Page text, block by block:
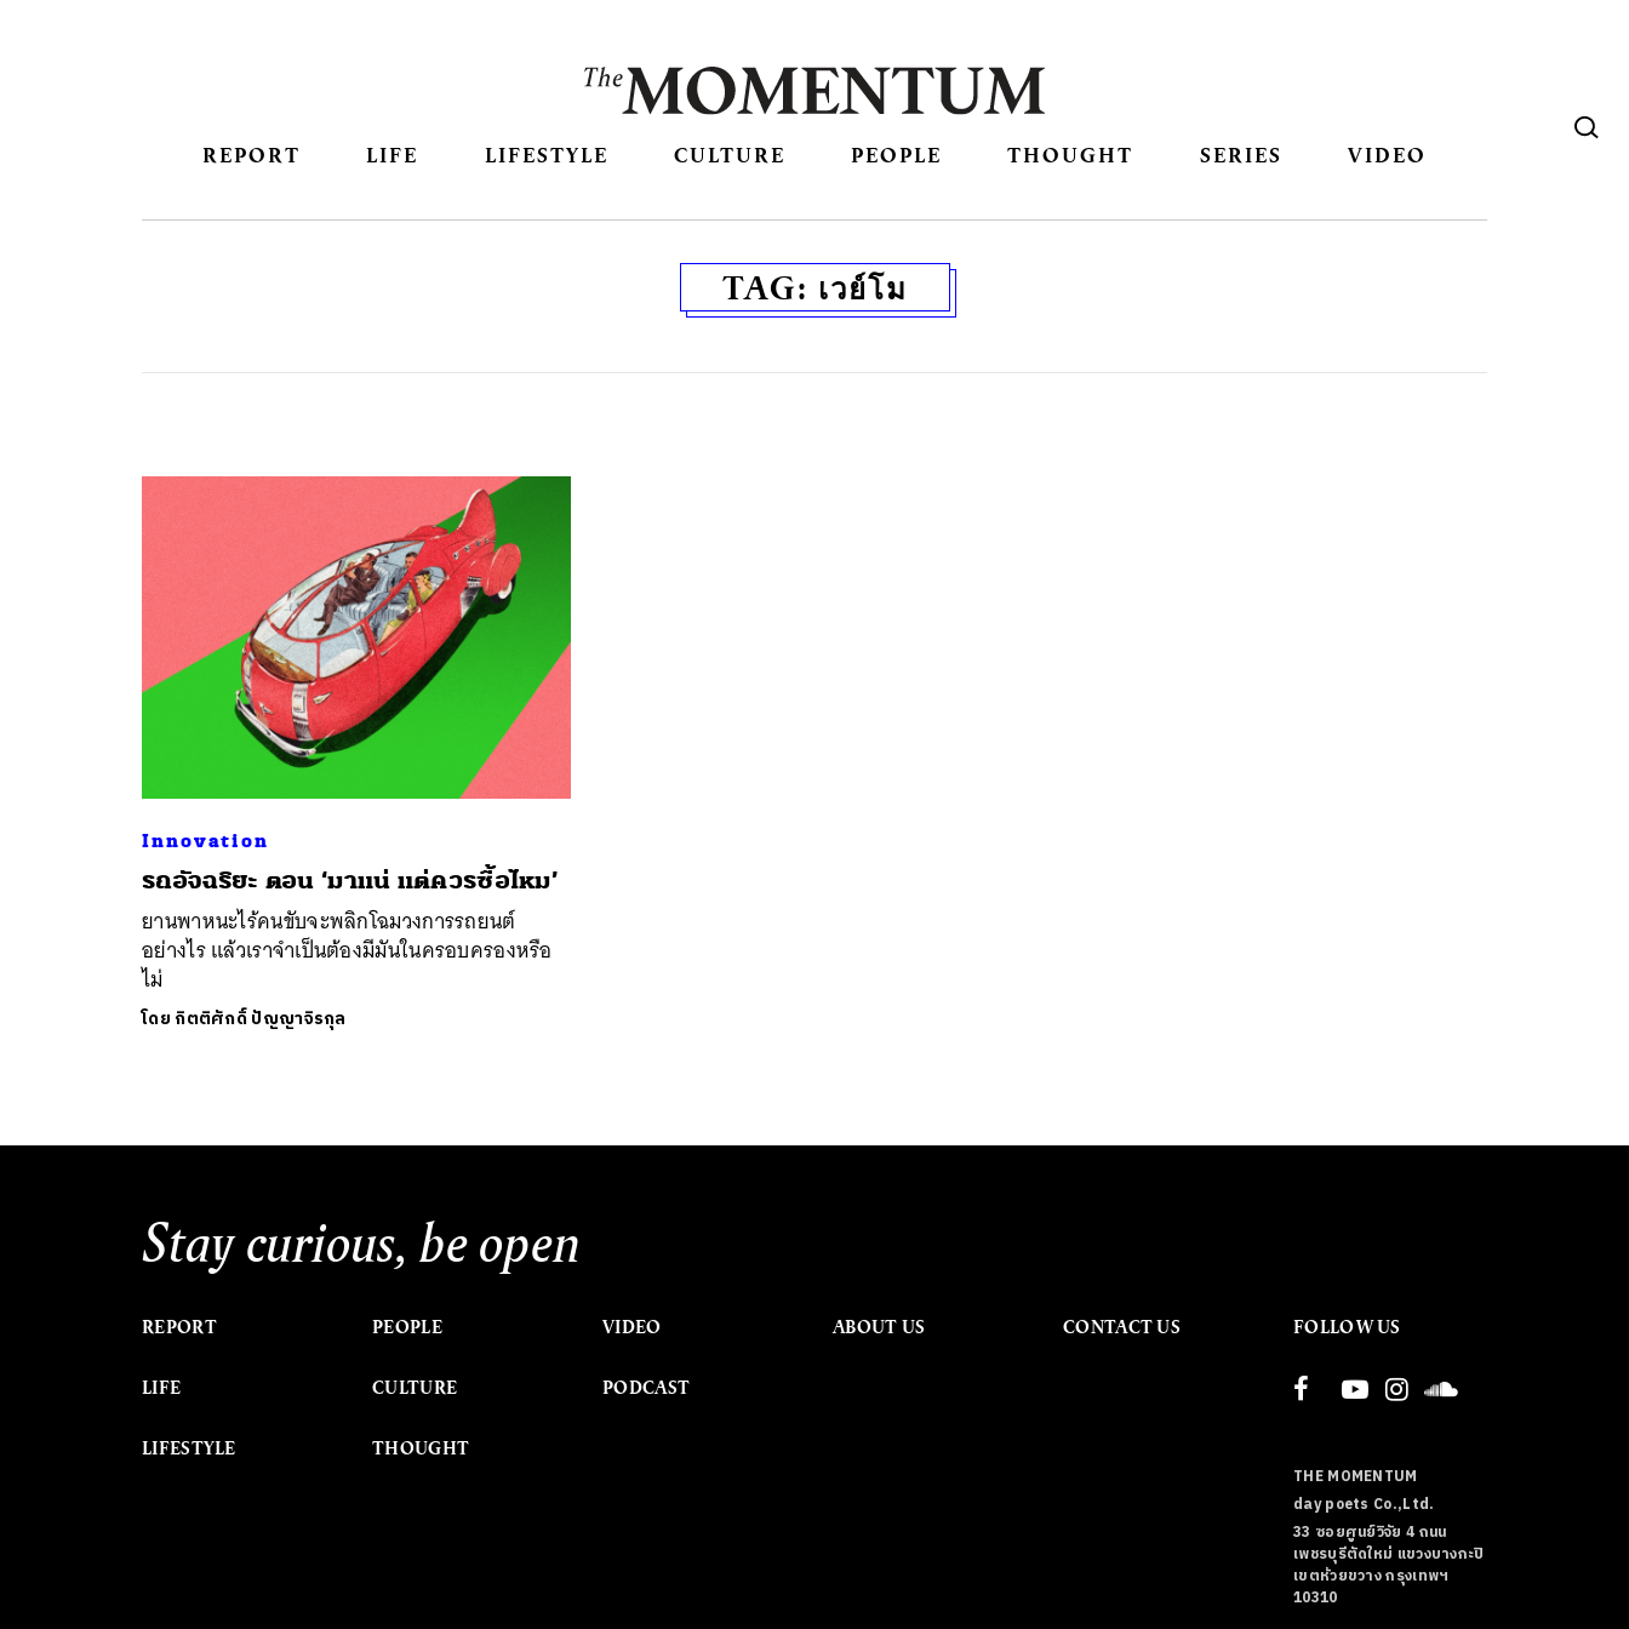
REPORT LIFE LIFESTYLE CULTURE PEOPLE THOUGHT SERIES VIDEO
TAG: เวย์โม
Innovation
รถอัจฉริยะ ตอน ‘มาแน่ แต่ควรซื้อไหม’
ยานพาหนะไร้คนขับจะพลิกโฉมวงการรถยนต์
อย่างไร แล้วเราจำเป็นต้องมีมันในครอบครองหรือ
ไม่
โดย กิตติศักดิ์ ปัญญาจิรกุล
Stay curious, be open
REPORT
LIFE
LIFESTYLE
PEOPLE
CULTURE
THOUGHT
VIDEO
PODCAST
ABOUT US CONTACT US FOLLOW US
THE MOMENTUM
day poets Co.,Ltd.
33 ซอยศูนย์วิจัย 4 ถนน
เพชรบุรีตัดใหม่ แขวงบางกะปิ
เขตห้วยขวาง กรุงเทพฯ
10310